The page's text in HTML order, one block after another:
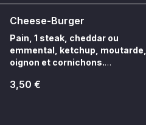
Cheese-Burger
Pain, 1 steak, cheddar ou
emmental, ketchup, moutarde,
oignon et cornichons.
l’envie.
3,50 €